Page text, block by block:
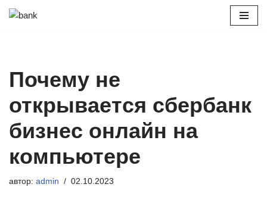
Почему не
открывается сбербанк
бизнес онлайн на
компьютере
автор: admin 02.10.2023